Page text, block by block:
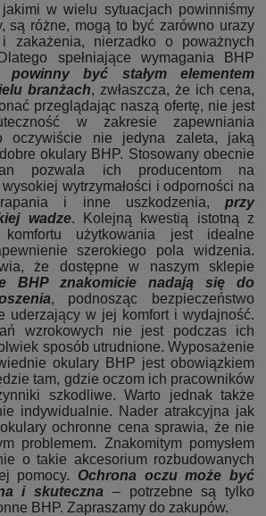
w wielu sytuacjach powinniśmy
są różne, mogą to być zarówno urazy
zakażenia, nierzadko o poważnych
spełniające wymagania BHP
powinny być stałym elementem
branżach, zwłaszcza, że ich cena,
przeglądając naszą ofertę, nie jest
w zakresie zapewniania
oczywiście nie jedyna zaleta, jaką
okulary BHP. Stosowany obecnie
pozwala ich producentom na
wytrzymałości i odporności na
i inne uszkodzenia, przy
wadze. Kolejną kwestią istotną z
użytkowania jest idealne
szerokiego pola widzenia.
że dostępne w naszym sklepie
BHP znakomicie nadają się do
, podnosząc bezpieczeństwo
uderzający w jej komfort i wydajność.
wzrokowych nie jest podczas ich
sposób utrudnione. Wyposażenie
okulary BHP jest obowiązkiem
tam, gdzie oczom ich pracowników
szkodliwe. Warto jednak także
indywidualnie. Nader atrakcyjna jak
ochronne cena sprawia, że nie
problemem. Znakomitym pomysłem
o takie akcesorium rozbudowanych
pomocy. Ochrona oczu może być
i skuteczna – potrzebne są tylko
BHP. Zapraszamy do zakupów.